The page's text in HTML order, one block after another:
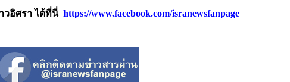
วอิศรา ได้ที่นี่https://www.facebook.com/isranewsfanpage